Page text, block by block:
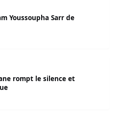
Youssoupha Sarr de
rompt le silence et